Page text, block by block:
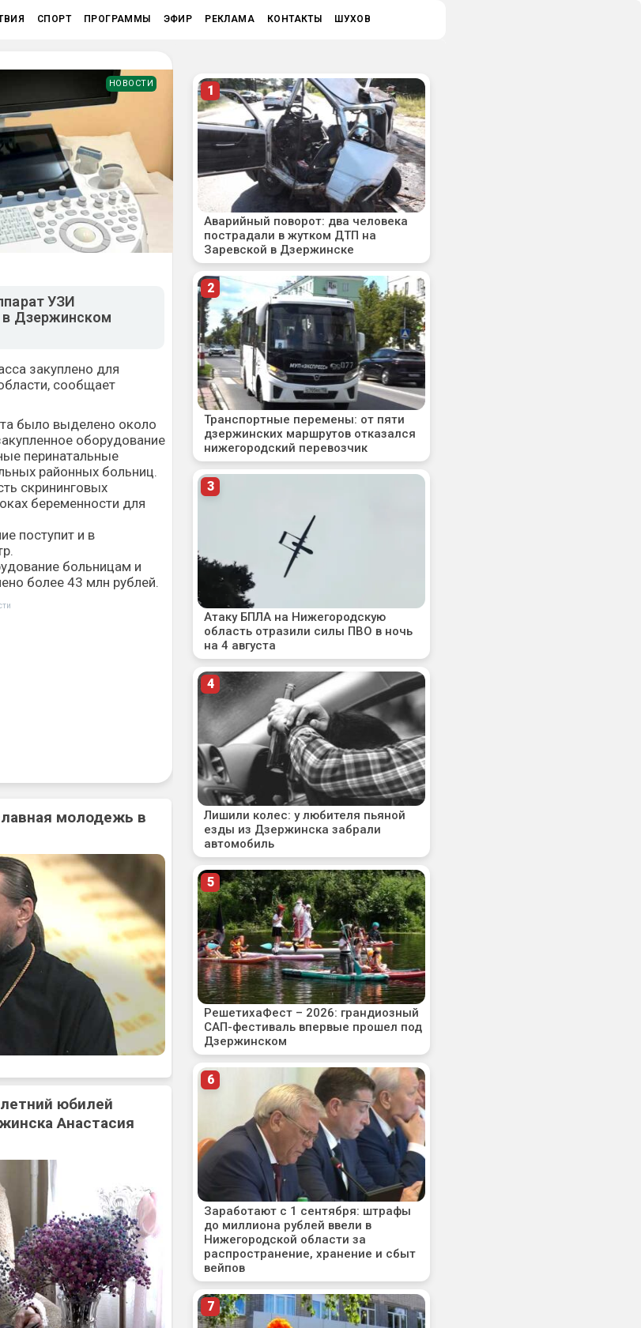
СПОРТ ПРОГРАММЫ ЭФИР РЕКЛАМА КОНТАКТЫ ШУХОВ
НОВОСТИ
УЗИ
в Дзержинском
закуплено для
сообщает
было выделено около
оборудование
перинатальные
районных больниц.
скрининговых
беременности для
поступит и в
больницам и
более 43 млн рублей.
молодежь в
юбилей
Анастасия